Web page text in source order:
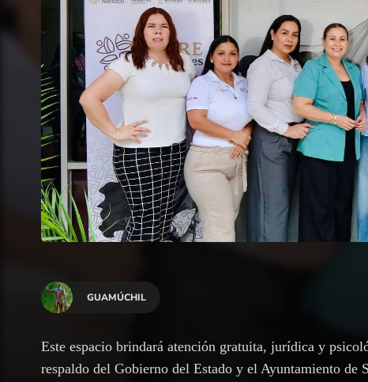
GUAMÚCHIL
Este espacio brindará atención gratuita, jurídica y
respaldo del Gobierno del Estado y el Ayuntamiento de